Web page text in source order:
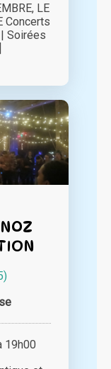
LE
Concerts
Soirées
19h00